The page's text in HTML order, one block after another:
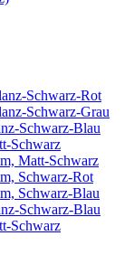
Schwarz-Rot
Schwarz-Grau
Schwarz-Blau
Schwarz
Matt-Schwarz
Schwarz-Rot
Schwarz-Blau
Schwarz-Blau
Schwarz